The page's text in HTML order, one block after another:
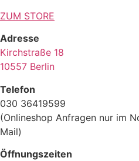
ZUM STORE
Adresse
Kirchstraße 18
10557 Berlin
Telefon
030 36419599
(Onlineshop Anfragen nur im
Mail)
Öffnungszeiten